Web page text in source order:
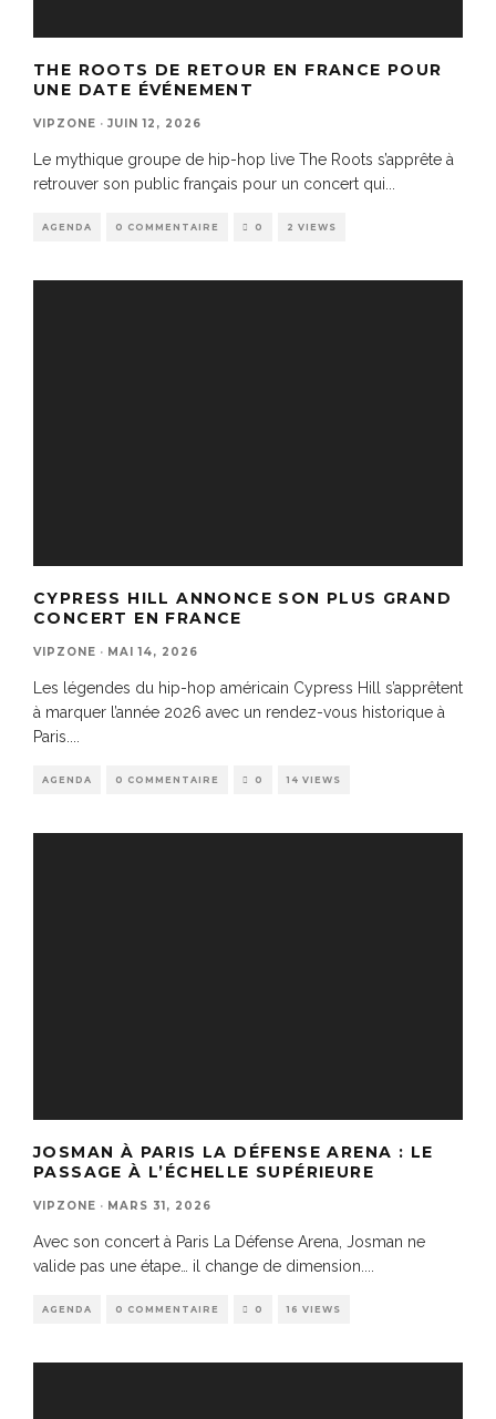
THE ROOTS DE RETOUR EN FRANCE POUR
UNE DATE ÉVÉNEMENT
VIPZONE · JUIN 12, 2026
Le mythique groupe de hip-hop live The Roots s’apprête à
retrouver son public français pour un concert qui
AGENDA 0 COMMENTAIRE 0 2 VIEWS
CYPRESS HILL ANNONCE SON PLUS GRAND
CONCERT EN FRANCE
VIPZONE · MAI 14, 2026
Les légendes du hip-hop américain Cypress Hill s’apprêtent
à marquer l’année 2026 avec un rendez-vous historique à
Paris....
AGENDA 0 COMMENTAIRE 0 14 VIEWS
JOSMAN À PARIS LA DÉFENSE ARENA : LE
PASSAGE À L’ÉCHELLE SUPÉRIEURE
VIPZONE · MARS 31, 2026
Avec son concert à Paris La Défense Arena, Josman ne
valide pas une étape… il change de dimension.
AGENDA 0 COMMENTAIRE 0 16 VIEWS